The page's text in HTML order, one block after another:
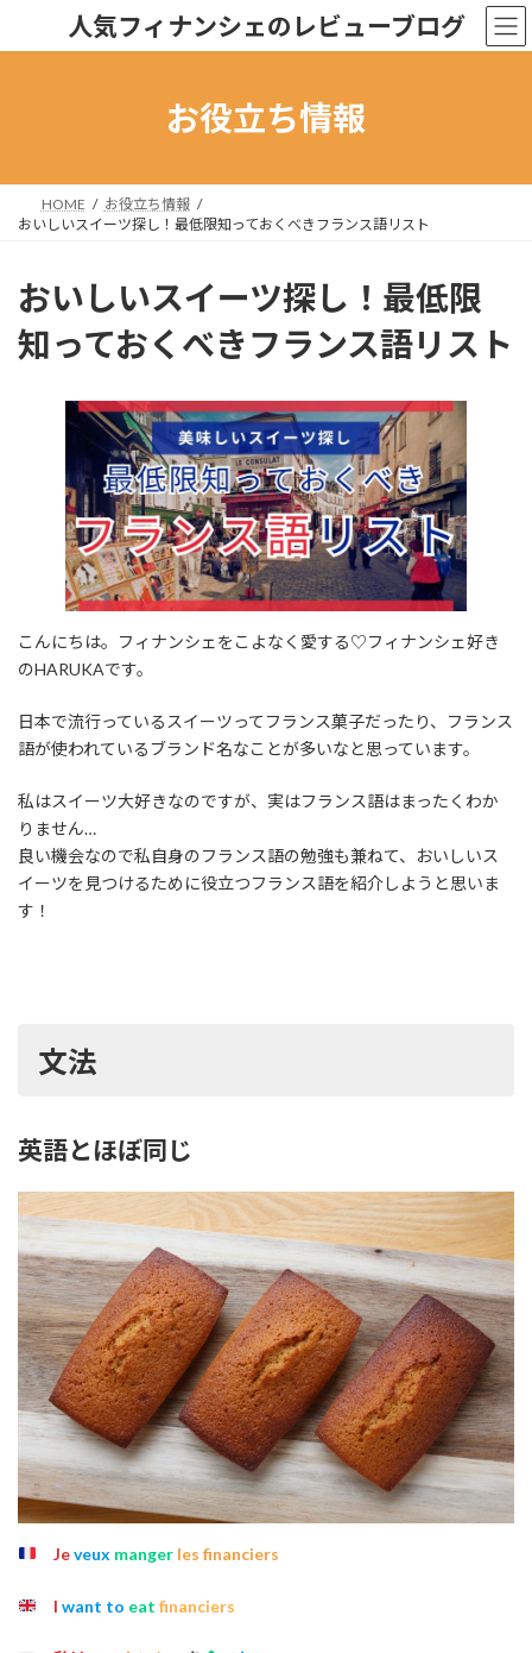
人気フィナンシェのレビューブログ
お役立ち情報
HOME
お役立ち情報
おいしいスイーツ探し！最低限知っておくべきフランス語リスト
おいしいスイーツ探し！最低限
知っておくべきフランス語リスト
こんにちは。フィナンシェをこよなく愛する♡フィナンシェ好き
のHARUKAです。
日本で流行っているスイーツってフランス菓子だったり、フランス
語が使われているブランド名なことが多いなと思っています。
私はスイーツ大好きなのですが、実はフランス語はまったくわか
りません…
良い機会なので私自身のフランス語の勉強も兼ねて、おいしいス
イーツを見つけるために役立つフランス語を紹介しようと思いま
す！
文法
英語とほぼ同じ
Jeveux manger les financiers
I want to eat financiers